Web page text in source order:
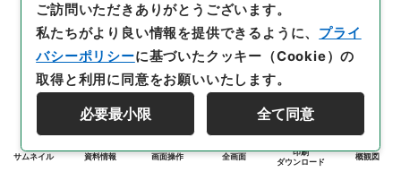
サムネイル 資料情報 画面操作 全画面
印刷
ダウンロード
概観図
ご訪問いただきありがとうございます。
私たちがより良い情報を提供できるように、 プライ
バシーポリシーに基づいたクッキー（Cookie）の
取得と利用に同意をお願いいたします。
必要最小限 全て同意